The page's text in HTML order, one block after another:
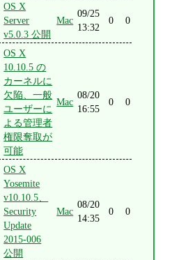
OS X
Server
v5.0.3 公開
Mac
09/25
13:32
0 0
OS X
10.10.5 の
カーネルに
欠陥、一般
ユーザーに
よる管理者
権限奪取が
可能
Mac
08/20
16:55
0 0
OS X
Yosemite
v10.10.5、
Security
Update
2015-006
公開
Mac
08/20
14:35
0 0